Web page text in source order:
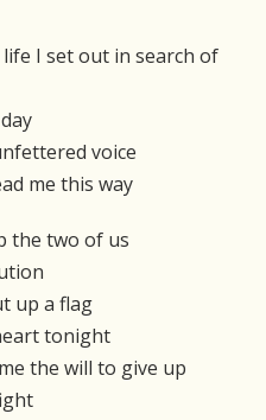
I set out in search of
voice
me this way
the two of us
up a flag
tonight
the will to give up